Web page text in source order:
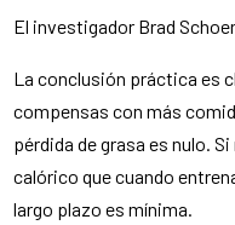
El investigador Brad
La conclusión práctica es
compensas con más
pérdida de grasa es nulo.
calórico que cuando
largo plazo es mínima.